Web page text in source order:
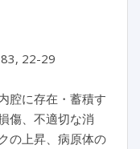
22-29
腔に存在・蓄積す
傷、不適切な消
の上昇、病原体の